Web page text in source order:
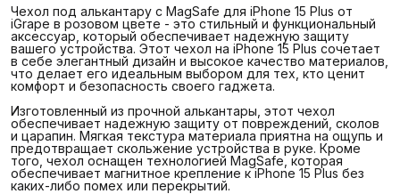
Чехол под алькантару с MagSafe для iPhone 15 Plus от
iGrape в розовом цвете - это стильный и функциональный
аксессуар, который обеспечивает надежную защиту
вашего устройства. Этот чехол на iPhone 15 Plus сочетает
в себе элегантный дизайн и высокое качество материалов,
что делает его идеальным выбором для тех, кто ценит
комфорт и безопасность своего гаджета.
Изготовленный из прочной алькантары, этот чехол
обеспечивает надежную защиту от повреждений, сколов
и царапин. Мягкая текстура материала приятна на ощупь и
предотвращает скольжение устройства в руке. Кроме
того, чехол оснащен технологией MagSafe, которая
обеспечивает магнитное крепление к iPhone 15 Plus без
каких-либо помех или перекрытий.